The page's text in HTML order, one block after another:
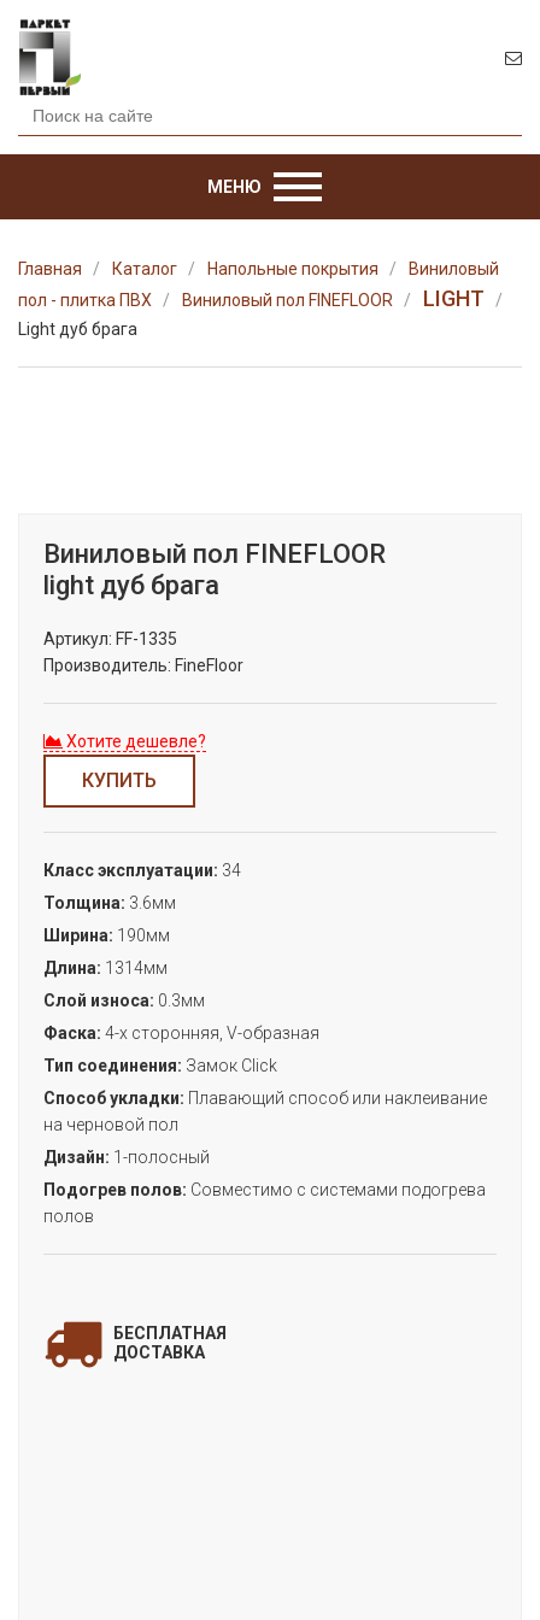
МЕНЮ
Главная Каталог Напольные покрытия
Виниловый
пол - плитка ПВХ
Виниловый пол FINEFLOOR LIGHT
Light дуб брага
Виниловый пол FINEFLOOR
light дуб брага
Артикул: FF-1335
Производитель: FineFloor
Хотите дешевле?
КУПИТЬ
Класс эксплуатации: 34
Толщина: 3.6мм
Ширина: 190мм
Длина: 1314мм
Слой износа: 0.3мм
Фаска: 4-х сторонняя, V-образная
Тип соединения: Замок Сlick
Способ укладки: Плавающий способ или наклеивание
на черновой пол
Дизайн: 1-полосный
Подогрев полов: Совместимо с системами подогрева
полов
БЕСПЛАТНАЯ
ДОСТАВКА
для уточнения деталей заказа!